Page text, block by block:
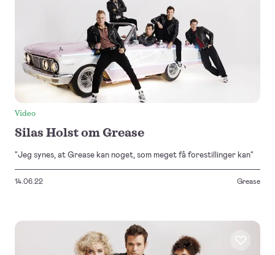
Video
Silas Holst om Grease
"Jeg synes, at Grease kan noget, som meget få forestillinger kan"
14.06.22 Grease